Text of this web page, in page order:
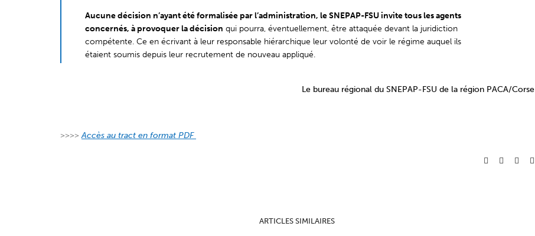
Aucune décision n’ayant été formalisée par l’administration, le SNEPAP-FSU invite tous les agents
concernés, à provoquer la décision qui pourra, éventuellement, être attaquée devant la juridiction
compétente. Ce en écrivant à leur responsable hiérarchique leur volonté de voir le régime auquel ils
étaient soumis depuis leur recrutement de nouveau appliqué.
Le bureau régional du SNEPAP-FSU de la région PACA/Corse
>>>>Accès au tract en format PDF
ARTICLES SIMILAIRES